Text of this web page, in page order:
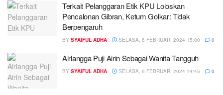
Terkait Pelanggaran Etik KPU Loloskan
Pencalonan Gibran, Ketum Golkar: Tidak
Berpengaruh
BY SYAIFUL ADHA SELASA, 6 FEBRUARI 2024 15:00 0
Airlangga Puji Airin Sebagai Wanita Tangguh
BY SYAIFUL ADHA SELASA, 6 FEBRUARI 2024 14:45 0